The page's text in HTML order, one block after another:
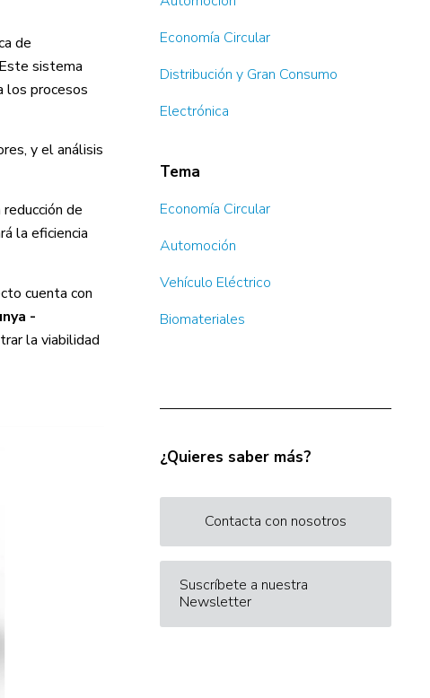
de
sistema
los procesos
y el análisis
de
la eficiencia
cuenta con
-
la viabilidad
Economía Circular
Distribución y Gran Consumo
Electrónica
Tema
Economía Circular
Automoción
Vehículo Eléctrico
Biomateriales
¿Quieres saber más?
Contacta con nosotros
Suscríbete a nuestra
Newsletter